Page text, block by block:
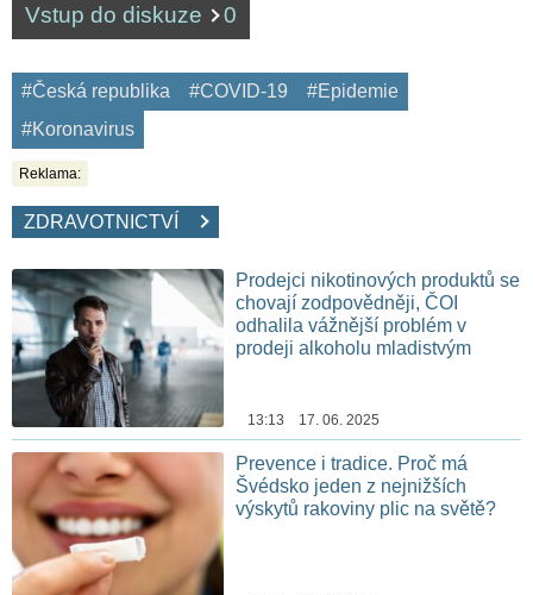
Vstup do diskuze 0
#Česká republika #COVID-19
#Epidemie
#Koronavirus
Reklama:
ZDRAVOTNICTVÍ
Prodejci nikotinových produktů se
chovají zodpovědněji, ČOI
odhalila vážnější problém v
prodeji alkoholu mladistvým
13:13 17. 06. 2025
Prevence i tradice. Proč má
Švédsko jeden z nejnižších
výskytů rakoviny plic na světě?